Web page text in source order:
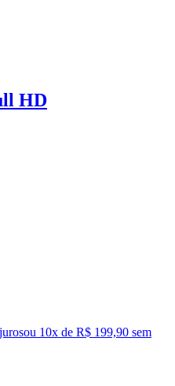
HD
ou 10x de R$ 199,90 sem